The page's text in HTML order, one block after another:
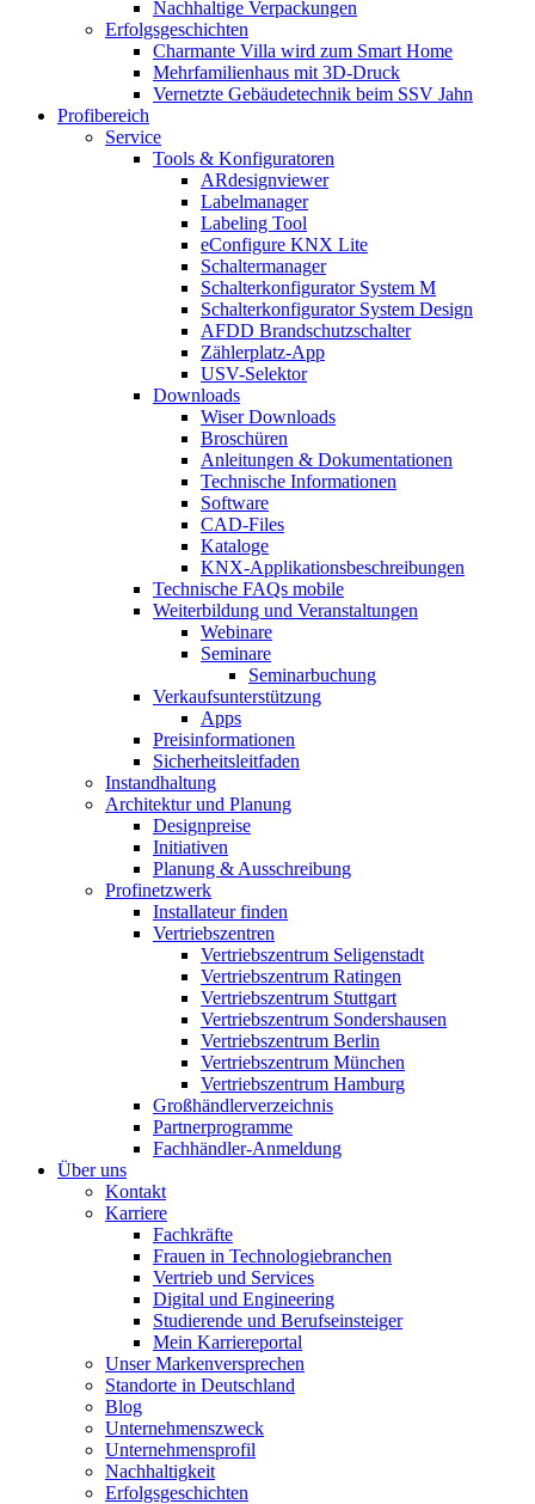
Nachhaltige Verpackungen
Erfolgsgeschichten
Charmante Villa wird zum Smart Home
Mehrfamilienhaus mit 3D-Druck
Vernetzte Gebäudetechnik beim SSV Jahn
Profibereich
Service
Tools & Konfiguratoren
ARdesignviewer
Labelmanager
Labeling Tool
eConfigure KNX Lite
Schaltermanager
Schalterkonfigurator System M
Schalterkonfigurator System Design
AFDD Brandschutzschalter
Zählerplatz-App
USV-Selektor
Downloads
Wiser Downloads
Broschüren
Anleitungen & Dokumentationen
Technische Informationen
Software
CAD-Files
Kataloge
KNX-Applikationsbeschreibungen
Technische FAQs mobile
Weiterbildung und Veranstaltungen
Webinare
Seminare
Seminarbuchung
Verkaufsunterstützung
Apps
Preisinformationen
Sicherheitsleitfaden
Instandhaltung
Architektur und Planung
Designpreise
Initiativen
Planung & Ausschreibung
Profinetzwerk
Installateur finden
Vertriebszentren
Vertriebszentrum Seligenstadt
Vertriebszentrum Ratingen
Vertriebszentrum Stuttgart
Vertriebszentrum Sondershausen
Vertriebszentrum Berlin
Vertriebszentrum München
Vertriebszentrum Hamburg
Großhändlerverzeichnis
Partnerprogramme
Fachhändler-Anmeldung
Über uns
Kontakt
Karriere
Fachkräfte
Frauen in Technologiebranchen
Vertrieb und Services
Digital und Engineering
Studierende und Berufseinsteiger
Mein Karriereportal
Unser Markenversprechen
Standorte in Deutschland
Blog
Unternehmenszweck
Unternehmensprofil
Nachhaltigkeit
Erfolgsgeschichten